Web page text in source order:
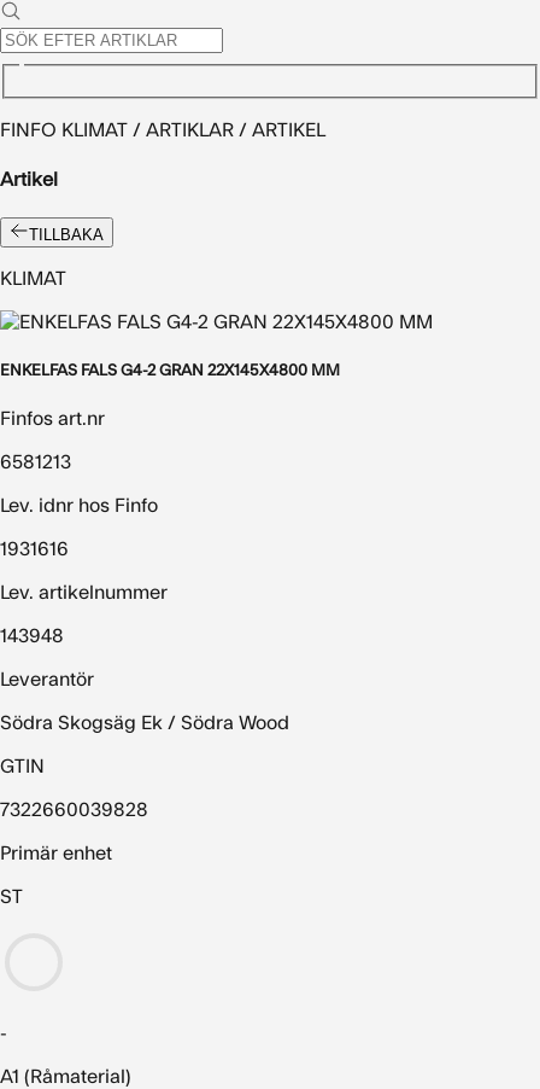
FINFO KLIMAT / ARTIKLAR / ARTIKEL
Artikel
TILLBAKA
KLIMAT
ENKELFAS FALS G4-2 GRAN 22X145X4800 MM
Finfos art.nr
6581213
Lev. idnr hos Finfo
1931616
Lev. artikelnummer
143948
Leverantör
Södra Skogsäg Ek / Södra Wood
GTIN
7322660039828
Primär enhet
ST
-
A1 (Råmaterial)